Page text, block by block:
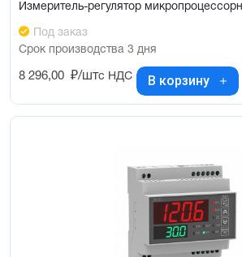
Измеритель-регулятор
Под заказ
Срок производства 3 дня
8 296,00 ₽/штс НДС В корзину